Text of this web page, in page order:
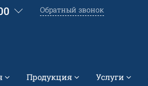
Обратный звонок
Продукция Услуги